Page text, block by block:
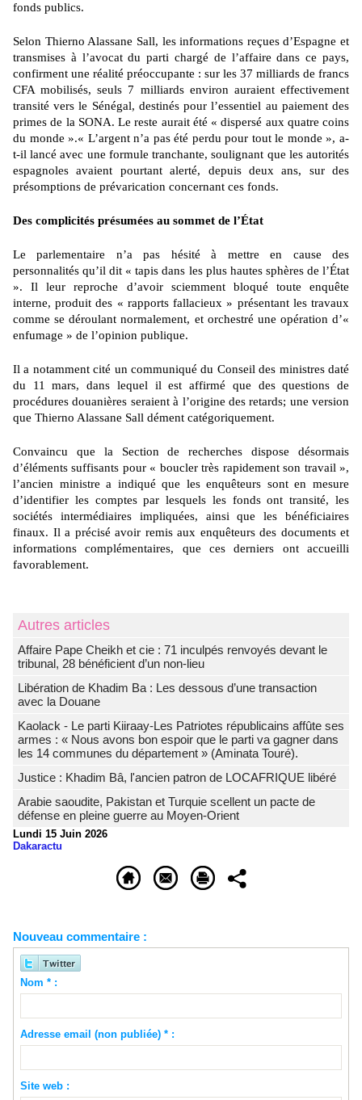
fonds publics.
Selon Thierno Alassane Sall, les informations reçues d’Espagne et
transmises à l’avocat du parti chargé de l’affaire dans ce pays,
confirment une réalité préoccupante : sur les 37 milliards de francs
CFA mobilisés, seuls 7 milliards environ auraient effectivement
transité vers le Sénégal, destinés pour l’essentiel au paiement des
primes de la SONA. Le reste aurait été « dispersé aux quatre coins
du monde ».« L’argent n’a pas été perdu pour tout le monde », a-
t-il lancé avec une formule tranchante, soulignant que les autorités
espagnoles avaient pourtant alerté, depuis deux ans, sur des
présomptions de prévarication concernant ces fonds.
Des complicités présumées au sommet de l’État
Le parlementaire n’a pas hésité à mettre en cause des
personnalités qu’il dit « tapis dans les plus hautes sphères de l’État
». Il leur reproche d’avoir sciemment bloqué toute enquête
interne, produit des « rapports fallacieux » présentant les travaux
comme se déroulant normalement, et orchestré une opération d’«
enfumage » de l’opinion publique.
Il a notamment cité un communiqué du Conseil des ministres daté
du 11 mars, dans lequel il est affirmé que des questions de
procédures douanières seraient à l’origine des retards; une version
que Thierno Alassane Sall dément catégoriquement.
Convaincu que la Section de recherches dispose désormais
d’éléments suffisants pour « boucler très rapidement son travail »,
l’ancien ministre a indiqué que les enquêteurs sont en mesure
d’identifier les comptes par lesquels les fonds ont transité, les
sociétés intermédiaires impliquées, ainsi que les bénéficiaires
finaux. Il a précisé avoir remis aux enquêteurs des documents et
informations complémentaires, que ces derniers ont accueilli
favorablement.
Autres articles
Affaire Pape Cheikh et cie : 71 inculpés renvoyés devant le
tribunal, 28 bénéficient d’un non-lieu
Libération de Khadim Ba : Les dessous d’une transaction
avec la Douane
Kaolack - Le parti Kiiraay-Les Patriotes républicains affûte ses
armes : « Nous avons bon espoir que le parti va gagner dans
les 14 communes du département » (Aminata Touré).
Justice : Khadim Bâ, l'ancien patron de LOCAFRIQUE libéré
Arabie saoudite, Pakistan et Turquie scellent un pacte de
défense en pleine guerre au Moyen-Orient
Lundi 15 Juin 2026
Dakaractu
Nouveau commentaire :
Nom * :
Adresse email (non publiée) * :
Site web :